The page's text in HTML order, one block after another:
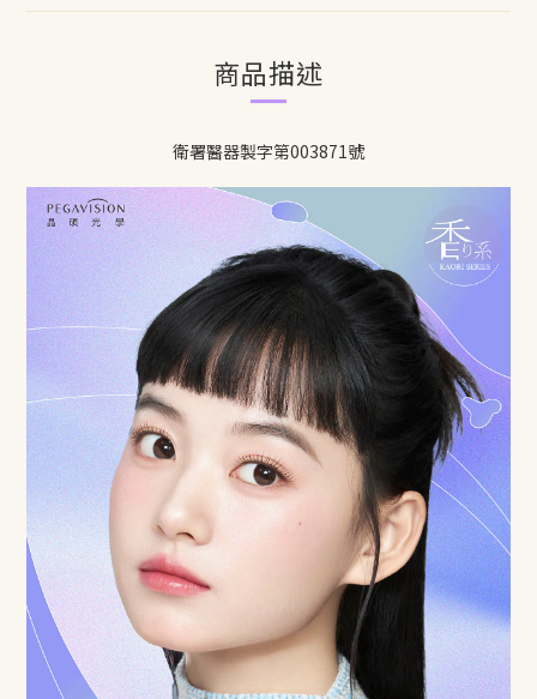
商品描述
衛署醫器製字第003871號